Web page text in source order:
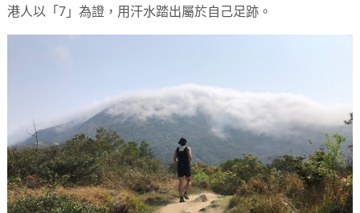
港人以「7」為證，用汗水踏出屬於自己足跡。